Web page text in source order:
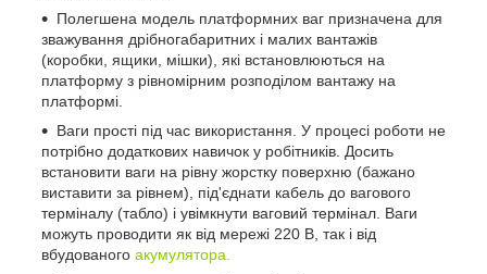
Полегшена модель платформних ваг призначена для
зважування дрібногабаритних і малих вантажів
(коробки, ящики, мішки), які встановлюються на
платформу з рівномірним розподілом вантажу на
платформі.
Ваги прості під час використання. У процесі роботи не
потрібно додаткових навичок у робітників. Досить
встановити ваги на рівну жорстку поверхню (бажано
виставити за рівнем), під'єднати кабель до вагового
терміналу (табло) і увімкнути ваговий термінал. Ваги
можуть проводити як від мережі 220 В, так і від
вбудованого акумулятора.